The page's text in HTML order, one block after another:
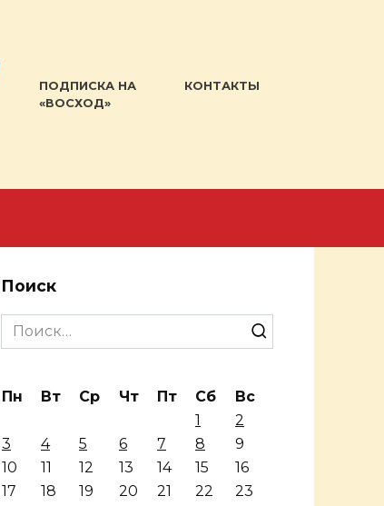
ПОДПИСКА НА
«ВОСХОД»
КОНТАКТЫ
Поиск
Search
for:
Пн Вт Ср Чт Пт Сб
Вс
1
2
3
4 5 6 7 8
9
10
11 12 13 14 15
16
17
18 19 20 21 22
23